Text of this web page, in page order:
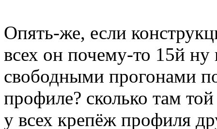
Опять-же, если
всех он почему-то 15й
свободными прогонами
профиле? сколько там
у всех крепёж профиля